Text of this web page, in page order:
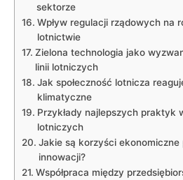
sektorze
Wpływ regulacji rządowych na
lotnictwie
Zielona technologia jako
linii lotniczych
Jak społeczność lotnicza
klimatyczne
Przykłady najlepszych praktyk
lotniczych
Jakie są korzyści ekonomiczne
innowacji?
Współpraca między